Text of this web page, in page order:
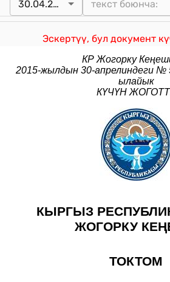
30.04.2015
Эскертүү, бул документ